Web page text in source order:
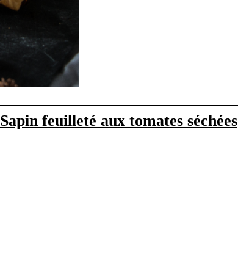
Sapin feuilleté aux tomates séchées